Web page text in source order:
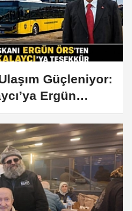
Güçleniyor:
Ergün